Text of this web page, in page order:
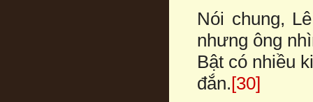
Nói chung,
nhưng ông
Bật có nhiều
đắn.[30]